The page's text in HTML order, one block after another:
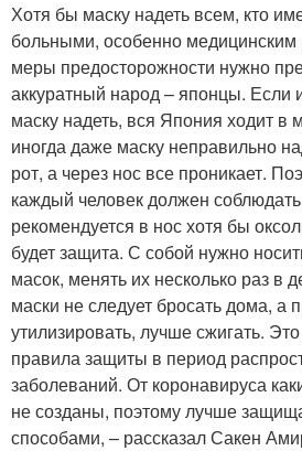
Хотя бы маску надеть всем, кто
больными, особенно медицинским
меры предосторожности нужно
аккуратный народ – японцы. Если
маску надеть, вся Япония ходит
иногда даже маску неправильно
рот, а через нос все проникает.
каждый человек должен
рекомендуется в нос хотя бы
будет защита. С собой нужно
масок, менять их несколько раз в
маски не следует бросать дома, а
утилизировать, лучше сжигать.
правила защиты в период
заболеваний. От коронавируса
не созданы, поэтому лучше
способами, – рассказал Сакен